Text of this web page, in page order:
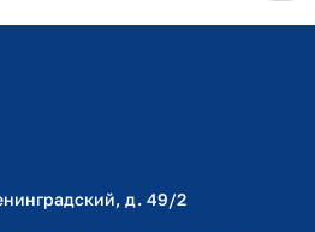
портал
д. 49/2​